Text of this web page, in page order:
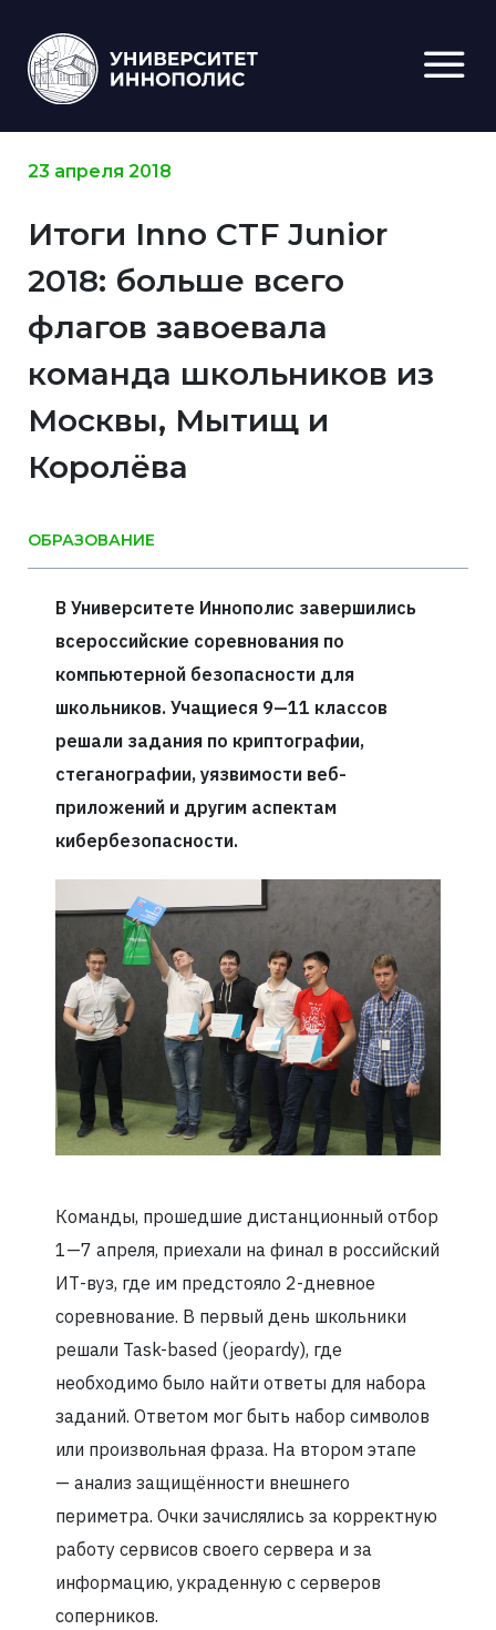
23 апреля 2018
Итоги Inno CTF Junior
2018: больше всего
флагов завоевала
команда школьников из
Москвы, Мытищ и
Королёва
ОБРАЗОВАНИЕ
В Университете Иннополис завершились
всероссийские соревнования по
компьютерной безопасности для
школьников. Учащиеся 9—11 классов
решали задания по криптографии,
стеганографии, уязвимости веб-
приложений и другим аспектам
кибербезопасности.
Команды, прошедшие дистанционный отбор
1—7 апреля, приехали на финал в российский
ИТ-вуз, где им предстояло 2-дневное
соревнование. В первый день школьники
решали Task-based (jeopardy), где
необходимо было найти ответы для набора
заданий. Ответом мог быть набор символов
или произвольная фраза. На втором этапе
— анализ защищённости внешнего
периметра. Очки зачислялись за корректную
работу сервисов своего сервера и за
информацию, украденную с серверов
соперников.